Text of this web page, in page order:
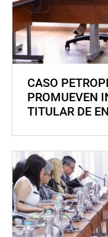
CASO
PROMUEVEN
TITULAR DE